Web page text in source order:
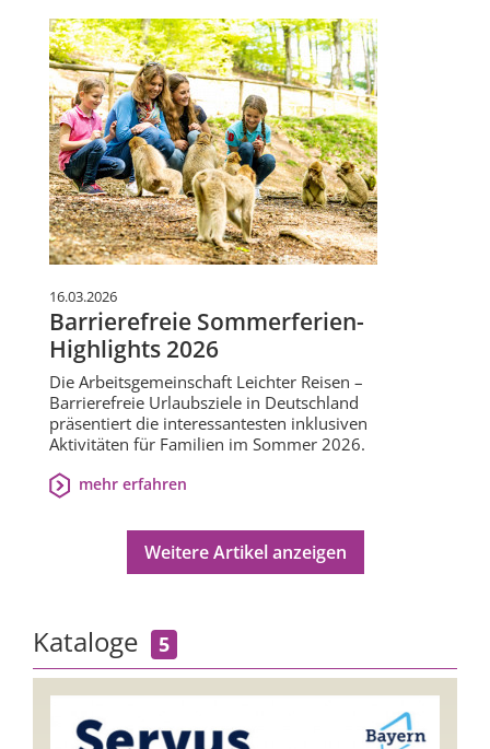
16.03.2026
Barrierefreie Sommerferien-
Highlights 2026
Die Arbeitsgemeinschaft Leichter Reisen –
Barrierefreie Urlaubsziele in Deutschland
präsentiert die interessantesten inklusiven
Aktivitäten für Familien im Sommer 2026.
mehr erfahren
Weitere Artikel anzeigen
Kataloge 5